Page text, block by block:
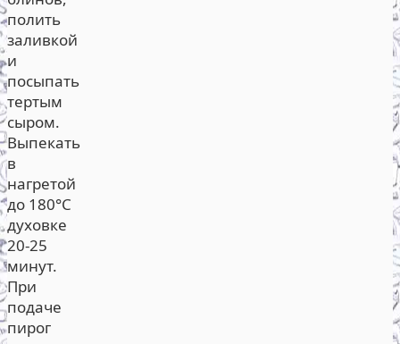
полить
заливкой
и
посыпать
тертым
сыром.
Выпекать
в
нагретой
до 180°С
духовке
20-25
минут.
При
подаче
пирог